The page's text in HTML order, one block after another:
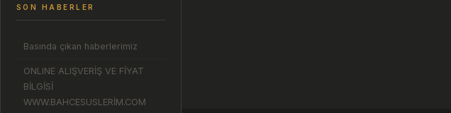
SON HABERLER
Basında çıkan haberlerimiz
ONLINE ALIŞVERİŞ VE FİYAT
BİLGİSİ
WWW.BAHCESUSLERİM.COM